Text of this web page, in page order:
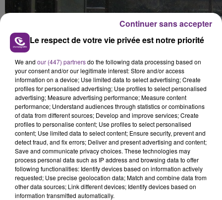
Le respect de votre vie privée est notre priorité
We and our (447) partnersdo the following data processing based on
your consent and/or our legitimate interest: Store and/or access
information on a device; Use limited data to select advertising; Create
profiles for personalised advertising; Use profiles to select personalised
advertising; Measure advertising performance; Measure content
performance; Understand audiences through statistics or combinations
of data from different sources; Develop and improve services; Create
profiles to personalise content; Use profiles to select personalised
content; Use limited data to select content; Ensure security, prevent and
detect fraud, and fix errors; Deliver and present advertising and content;
Save and communicate privacy choices. These technologies may
process personal data such as IP address and browsing data to offer
following functionalities: Identify devices based on information actively
requested; Use precise geolocation data; Match and combine data from
other data sources; Link different devices; Identify devices based on
information transmitted automatically.
Continuer sans accepter